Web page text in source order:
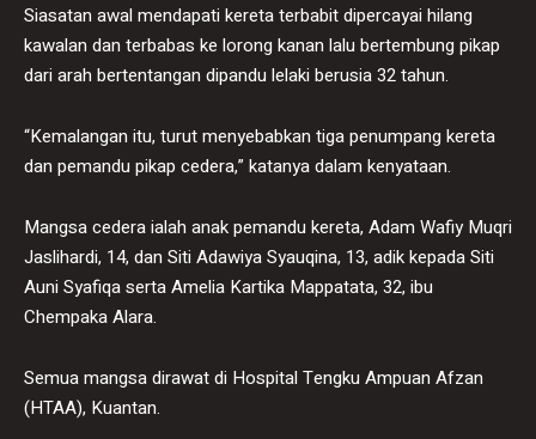
Siasatan awal mendapati kereta terbabit dipercayai hilang
kawalan dan terbabas ke lorong kanan lalu bertembung pikap
dari arah bertentangan dipandu lelaki berusia 32 tahun.
“Kemalangan itu, turut menyebabkan tiga penumpang kereta
dan pemandu pikap cedera,” katanya dalam kenyataan.
Mangsa cedera ialah anak pemandu kereta, Adam Wafiy Muqri
Jaslihardi, 14, dan Siti Adawiya Syauqina, 13, adik kepada Siti
Auni Syafiqa serta Amelia Kartika Mappatata, 32, ibu
Chempaka Alara.
Semua mangsa dirawat di Hospital Tengku Ampuan Afzan
(HTAA), Kuantan.